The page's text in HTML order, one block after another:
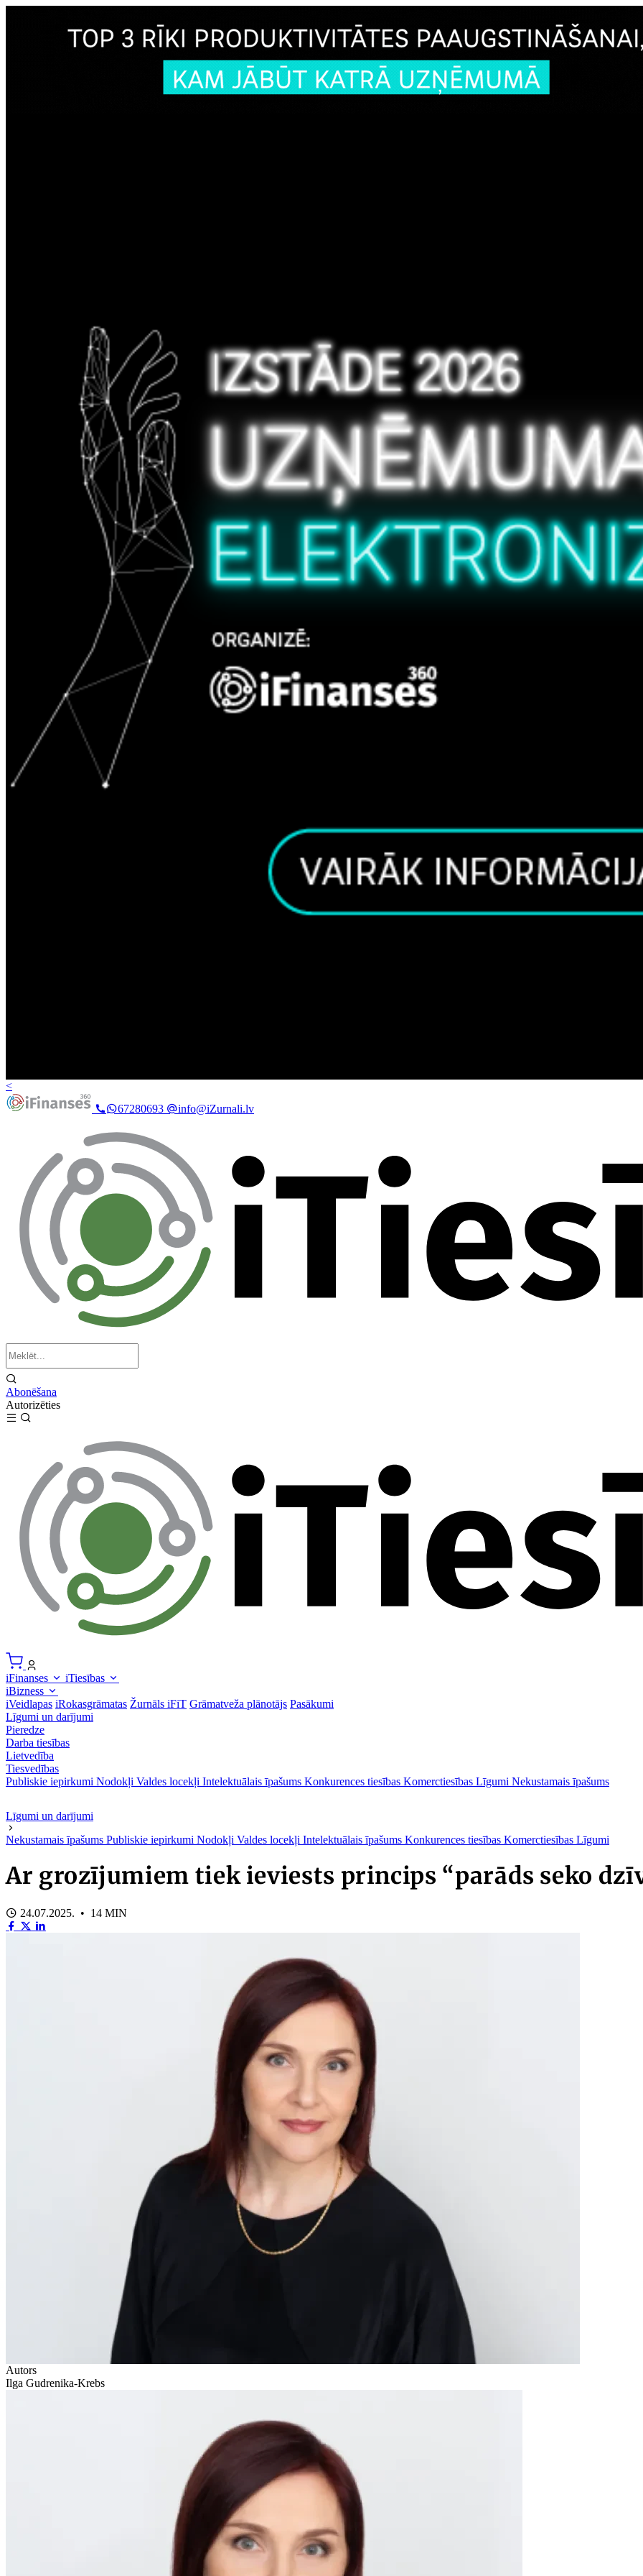
<
67280693
info@iZurnali.lv
Abonēšana
Autorizēties
iFinanses
iTiesības
iBizness
iVeidlapas iRokasgrāmatas Žurnāls iFiT Grāmatveža plānotājs Pasākumi
Līgumi un darījumi
Pieredze
Darba tiesības
Lietvedība
Tiesvedības
Publiskie iepirkumi Nodokļi Valdes locekļi Intelektuālais īpašums Konkurences tiesības Komerctiesības Līgumi Nekustamais īpašums
Līgumi un darījumi
Nekustamais īpašums Publiskie iepirkumi Nodokļi Valdes locekļi Intelektuālais īpašums Konkurences tiesības Komerctiesības Līgumi
Ar grozījumiem tiek ieviests princips “parāds seko
24.07.2025. • 14 MIN
Autors
Ilga Gudrenika-Krebs